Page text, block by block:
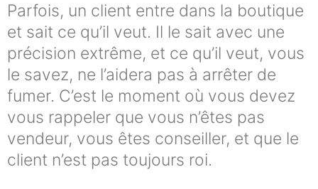
Parfois, un client entre dans la boutique
et sait ce qu’il veut. Il le sait avec une
précision extrême, et ce qu’il veut, vous
le savez, ne l’aidera pas à arrêter de
fumer. C’est le moment où vous devez
vous rappeler que vous n’êtes pas
vendeur, vous êtes conseiller, et que le
client n’est pas toujours roi.